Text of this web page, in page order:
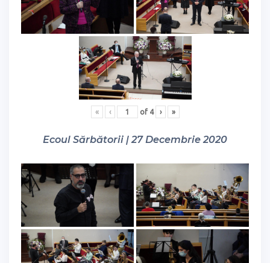
« ‹ of 4 › »
Ecoul Sărbătorii | 27 Decembrie 2020